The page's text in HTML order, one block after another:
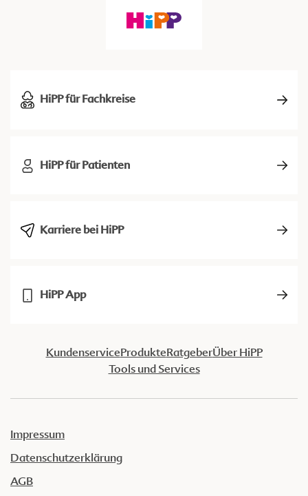
HiPP für Fachkreise
HiPP für Patienten
Karriere bei HiPP
HiPP App
KundenserviceProdukteRatgeberÜber HiPP
Tools und Services
Impressum
Datenschutzerklärung
AGB